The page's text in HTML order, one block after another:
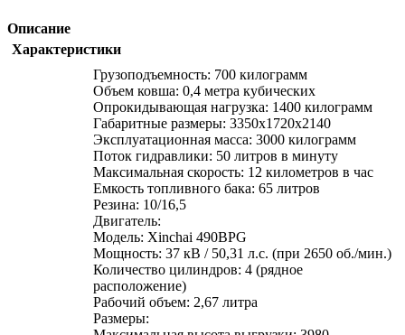
Описание
Характеристики
Грузоподъемность: 700 килограмм
Объем ковша: 0,4 метра кубических
Опрокидывающая нагрузка: 1400 килограмм
Габаритные размеры: 3350х1720х2140
Эксплуатационная масса: 3000 килограмм
Поток гидравлики: 50 литров в минуту
Максимальная скорость: 12 километров в час
Емкость топливного бака: 65 литров
Резина: 10/16,5
Двигатель:
Модель: Xinchai 490BPG
Мощность: 37 кВ / 50,31 л.с. (при 2650 об./мин.)
Количество цилиндров: 4 (рядное
расположение)
Рабочий объем: 2,67 литра
Размеры: